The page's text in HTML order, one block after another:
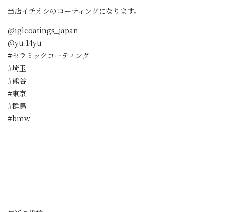
当店イチオシのコーティングになります。
@iglcoatings_japan
@yu.14yu
#セラミックコーティング
#埼玉
#熊谷
#東京
#群馬
#bmw